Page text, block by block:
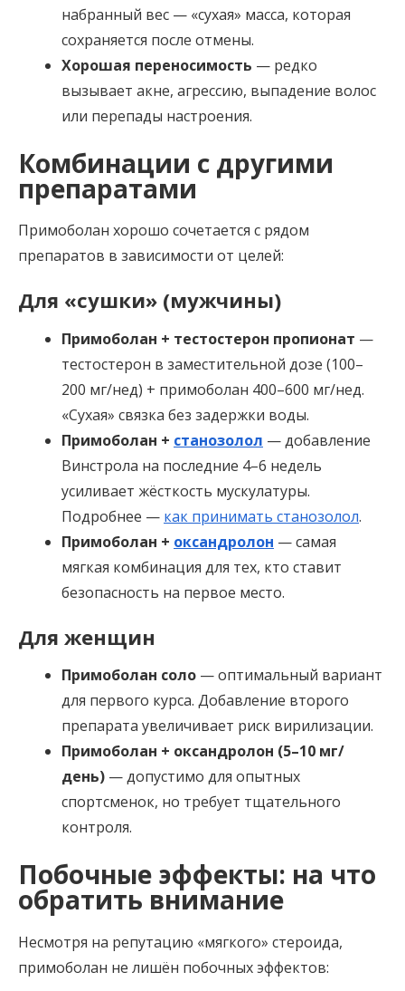
набранный вес — «сухая» масса, которая
сохраняется после отмены.
Хорошая переносимость — редко
вызывает акне, агрессию, выпадение волос
или перепады настроения.
Комбинации с другими
препаратами
Примоболан хорошо сочетается с рядом
препаратов в зависимости от целей:
Для «сушки» (мужчины)
Примоболан + тестостерон пропионат —
тестостерон в заместительной дозе (100–
200 мг/нед) + примоболан 400–600 мг/нед.
«Сухая» связка без задержки воды.
Примоболан + станозолол — добавление
Винстрола на последние 4–6 недель
усиливает жёсткость мускулатуры.
Подробнее — как принимать станозолол.
Примоболан + оксандролон — самая
мягкая комбинация для тех, кто ставит
безопасность на первое место.
Для женщин
Примоболан соло — оптимальный вариант
для первого курса. Добавление второго
препарата увеличивает риск вирилизации.
Примоболан + оксандролон (5–10 мг/
день) — допустимо для опытных
спортсменок, но требует тщательного
контроля.
Побочные эффекты: на что
обратить внимание
Несмотря на репутацию «мягкого» стероида,
примоболан не лишён побочных эффектов: